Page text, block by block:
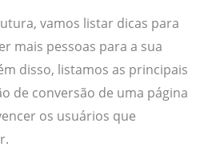
vamos listar dicas para
mais pessoas para a sua
disso, listamos as principais
de conversão de uma página
os usuários que